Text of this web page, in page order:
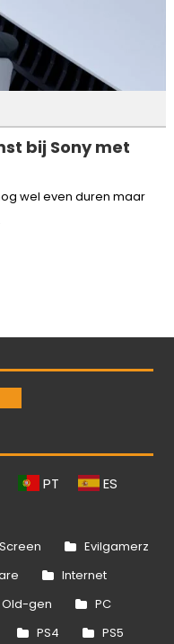
bij Sony met
wel even duren maar
PT ES
Evilgamerz
Internet
Old-gen
PC
PS4 PS5